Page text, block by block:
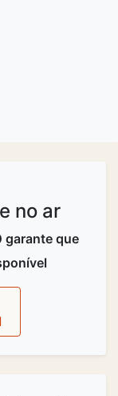
no ar
garante que